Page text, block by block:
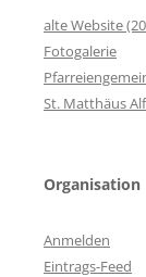
alte Website
Fotogalerie
St. Matthäus
Organisation
Anmelden
Eintrags-Feed